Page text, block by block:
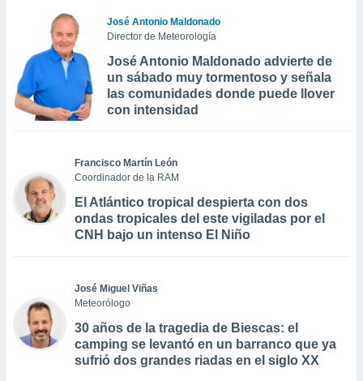
José Antonio Maldonado
Director de Meteorología
José Antonio Maldonado advierte de
un sábado muy tormentoso y señala
las comunidades donde puede llover
con intensidad
Francisco Martín León
Coordinador de la RAM
El Atlántico tropical despierta con dos
ondas tropicales del este vigiladas por el
CNH bajo un intenso El Niño
José Miguel Viñas
Meteorólogo
30 años de la tragedia de Biescas: el
camping se levantó en un barranco que ya
sufrió dos grandes riadas en el siglo XX